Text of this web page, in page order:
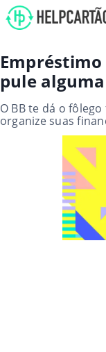
pule
O BB te dá o
organize suas